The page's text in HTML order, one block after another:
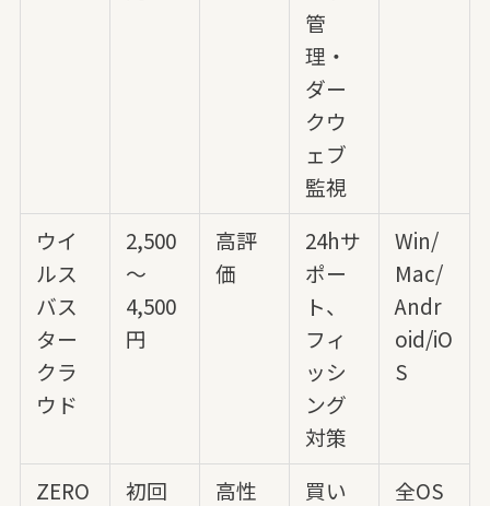
管
理・
ダー
クウ
ェブ
監視
ウイ
ルス
バス
ター
クラ
ウド
2,500
～
4,500
円
高評
価
24hサ
ポー
ト、
フィ
ッシ
ング
対策
Win/
Mac/
Andr
oid/iO
S
ZERO
初回
高性
買い
全OS